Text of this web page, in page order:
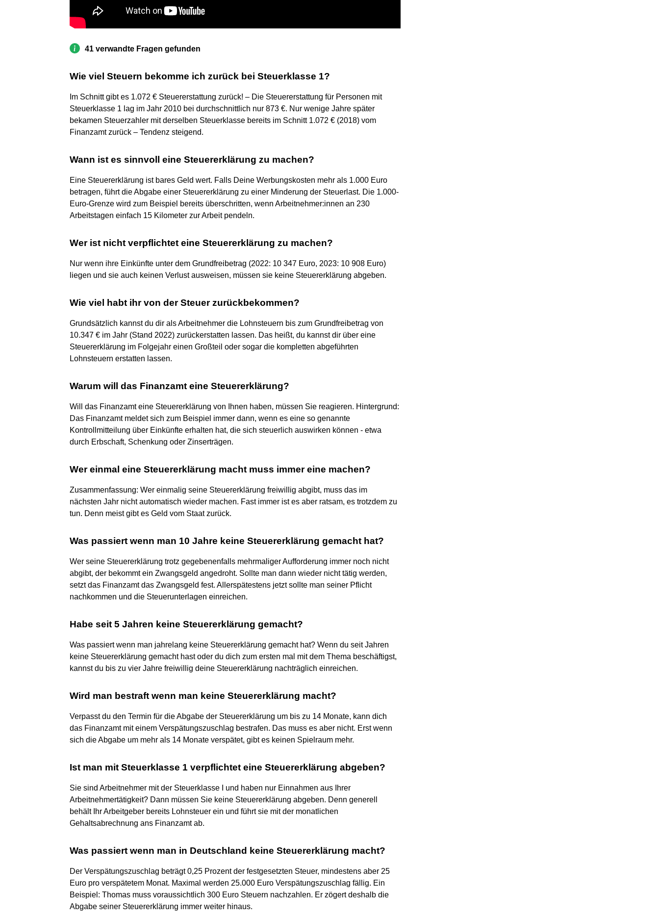
41 verwandte Fragen gefunden
Wie viel Steuern bekomme ich zurück bei Steuerklasse 1?
Im Schnitt gibt es 1.072 € Steuererstattung zurück! – Die Steuererstattung für Personen mit
Steuerklasse 1 lag im Jahr 2010 bei durchschnittlich nur 873 €. Nur wenige Jahre später
bekamen Steuerzahler mit derselben Steuerklasse bereits im Schnitt 1.072 € (2018) vom
Finanzamt zurück – Tendenz steigend.
Wann ist es sinnvoll eine Steuererklärung zu machen?
Eine Steuererklärung ist bares Geld wert. Falls Deine Werbungskosten mehr als 1.000 Euro
betragen, führt die Abgabe einer Steuererklärung zu einer Minderung der Steuerlast. Die 1.000-
Euro-Grenze wird zum Beispiel bereits überschritten, wenn Arbeitnehmer:innen an 230
Arbeitstagen einfach 15 Kilometer zur Arbeit pendeln.
Wer ist nicht verpflichtet eine Steuererklärung zu machen?
Nur wenn ihre Einkünfte unter dem Grundfreibetrag (2022: 10 347 Euro, 2023: 10 908 Euro)
liegen und sie auch keinen Verlust ausweisen, müssen sie keine Steuererklärung abgeben.
Wie viel habt ihr von der Steuer zurückbekommen?
Grundsätzlich kannst du dir als Arbeitnehmer die Lohnsteuern bis zum Grundfreibetrag von
10.347 € im Jahr (Stand 2022) zurückerstatten lassen. Das heißt, du kannst dir über eine
Steuererklärung im Folgejahr einen Großteil oder sogar die kompletten abgeführten
Lohnsteuern erstatten lassen.
Warum will das Finanzamt eine Steuererklärung?
Will das Finanzamt eine Steuererklärung von Ihnen haben, müssen Sie reagieren. Hintergrund:
Das Finanzamt meldet sich zum Beispiel immer dann, wenn es eine so genannte
Kontrollmitteilung über Einkünfte erhalten hat, die sich steuerlich auswirken können - etwa
durch Erbschaft, Schenkung oder Zinserträgen.
Wer einmal eine Steuererklärung macht muss immer eine machen?
Zusammenfassung: Wer einmalig seine Steuererklärung freiwillig abgibt, muss das im
nächsten Jahr nicht automatisch wieder machen. Fast immer ist es aber ratsam, es trotzdem zu
tun. Denn meist gibt es Geld vom Staat zurück.
Was passiert wenn man 10 Jahre keine Steuererklärung gemacht hat?
Wer seine Steuererklärung trotz gegebenenfalls mehrmaliger Aufforderung immer noch nicht
abgibt, der bekommt ein Zwangsgeld angedroht. Sollte man dann wieder nicht tätig werden,
setzt das Finanzamt das Zwangsgeld fest. Allerspätestens jetzt sollte man seiner Pflicht
nachkommen und die Steuerunterlagen einreichen.
Habe seit 5 Jahren keine Steuererklärung gemacht?
Was passiert wenn man jahrelang keine Steuererklärung gemacht hat? Wenn du seit Jahren
keine Steuererklärung gemacht hast oder du dich zum ersten mal mit dem Thema beschäftigst,
kannst du bis zu vier Jahre freiwillig deine Steuererklärung nachträglich einreichen.
Wird man bestraft wenn man keine Steuererklärung macht?
Verpasst du den Termin für die Abgabe der Steuererklärung um bis zu 14 Monate, kann dich
das Finanzamt mit einem Verspätungszuschlag bestrafen. Das muss es aber nicht. Erst wenn
sich die Abgabe um mehr als 14 Monate verspätet, gibt es keinen Spielraum mehr.
Ist man mit Steuerklasse 1 verpflichtet eine Steuererklärung abgeben?
Sie sind Arbeitnehmer mit der Steuerklasse I und haben nur Einnahmen aus Ihrer
Arbeitnehmertätigkeit? Dann müssen Sie keine Steuererklärung abgeben. Denn generell
behält Ihr Arbeitgeber bereits Lohnsteuer ein und führt sie mit der monatlichen
Gehaltsabrechnung ans Finanzamt ab.
Was passiert wenn man in Deutschland keine Steuererklärung macht?
Der Verspätungszuschlag beträgt 0,25 Prozent der festgesetzten Steuer, mindestens aber 25
Euro pro verspätetem Monat. Maximal werden 25.000 Euro Verspätungszuschlag fällig. Ein
Beispiel: Thomas muss voraussichtlich 300 Euro Steuern nachzahlen. Er zögert deshalb die
Abgabe seiner Steuererklärung immer weiter hinaus.